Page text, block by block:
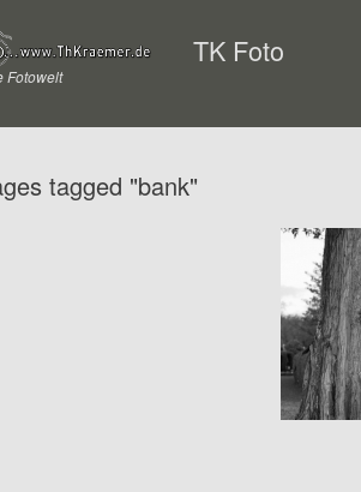
TK Foto
Fotowelt
tagged "bank"